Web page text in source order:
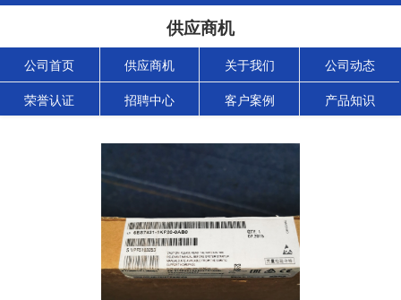
供应商机
公司首页 供应商机 关于我们 公司动态
荣誉认证 招聘中心 客户案例 产品知识